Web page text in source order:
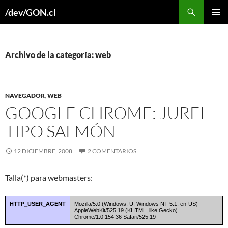
/dev/GON.cl
Archivo de la categoría: web
NAVEGADOR,WEB
GOOGLE CHROME: JUREL
TIPO SALMÓN
12 DICIEMBRE, 2008 2 COMENTARIOS
Talla(*) para webmasters:
HTTP_USER_AGENT
Mozilla/5.0 (Windows; U; Windows NT 5.1; en-US)
AppleWebKit/525.19 (KHTML, like Gecko)
Chrome/1.0.154.36 Safari/525.19